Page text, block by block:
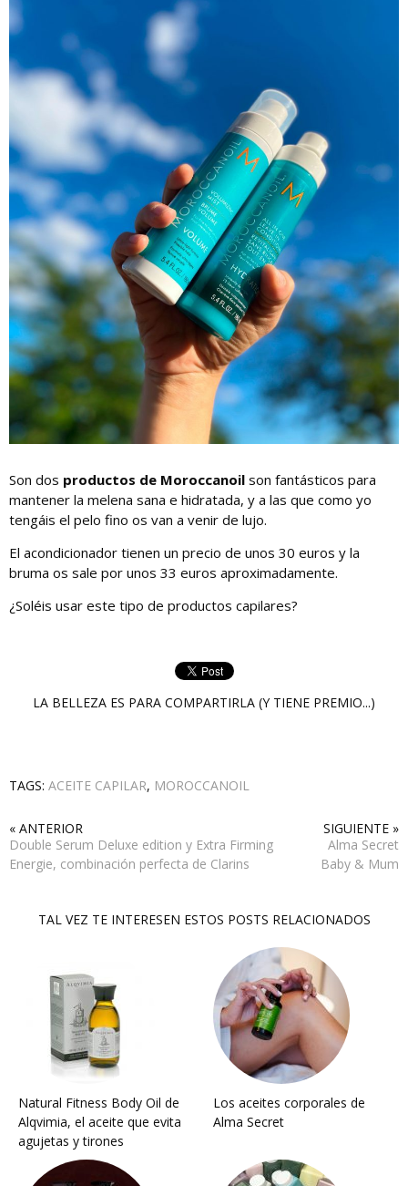
Son dos productos de Moroccanoil son fantásticos para
mantener la melena sana e hidratada, y a las que como yo
tengáis el pelo fino os van a venir de lujo.
El acondicionador tienen un precio de unos 30 euros y la
bruma os sale por unos 33 euros aproximadamente.
¿Soléis usar este tipo de productos capilares?
LA BELLEZA ES PARA COMPARTIRLA (Y TIENE PREMIO...)
TAGS: ACEITE CAPILAR, MOROCCANOIL
« ANTERIOR
Double Serum Deluxe edition y Extra Firming
Energie, combinación perfecta de Clarins
SIGUIENTE »
Alma Secret
Baby & Mum
TAL VEZ TE INTERESEN ESTOS POSTS RELACIONADOS
Natural Fitness Body Oil de
Alqvimia, el aceite que evita
agujetas y tirones
Los aceites corporales de
Alma Secret